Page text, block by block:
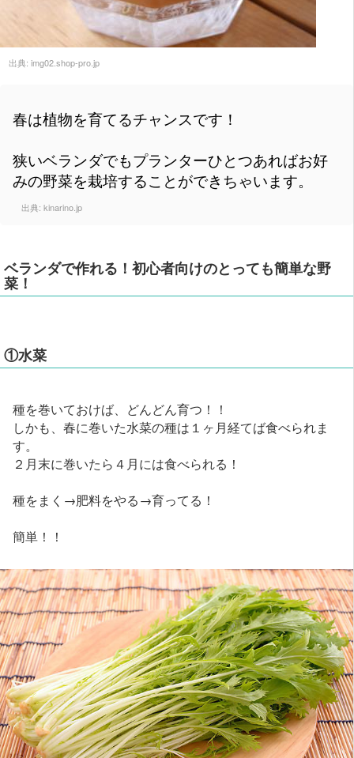
出典: img02.shop-pro.jp
春は植物を育てるチャンスです！
狭いベランダでもプランターひとつあればお好
みの野菜を栽培することができちゃいます。
出典: kinarino.jp
ベランダで作れる！初心者向けのとっても簡単な野
菜！
①水菜
種を巻いておけば、どんどん育つ！！
しかも、春に巻いた水菜の種は１ヶ月経てば食べられま
す。
２月末に巻いたら４月には食べられる！
種をまく→肥料をやる→育ってる！
簡単！！